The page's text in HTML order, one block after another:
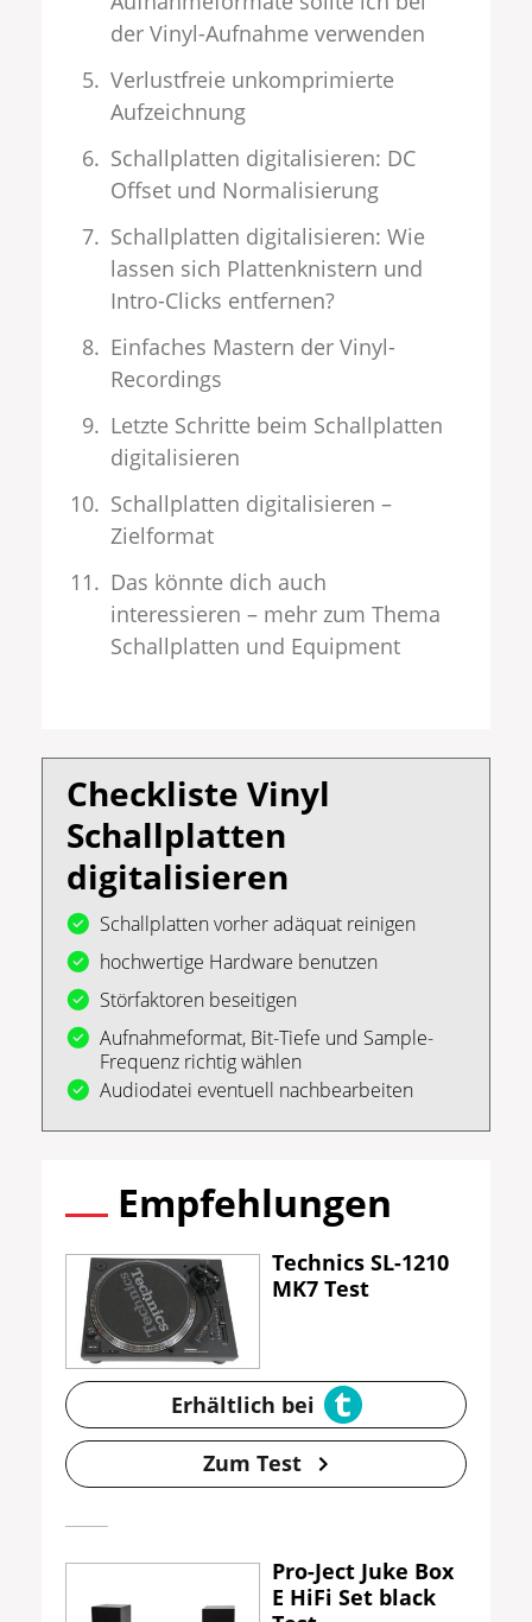
der Vinyl-Aufnahme verwenden
Verlustfreie unkomprimierte
Aufzeichnung
Schallplatten digitalisieren: DC
Offset und Normalisierung
Schallplatten digitalisieren: Wie
lassen sich Plattenknistern und
Intro-Clicks entfernen?
Einfaches Mastern der Vinyl-
Recordings
Letzte Schritte beim Schallplatten
digitalisieren
Schallplatten digitalisieren –
Zielformat
Das könnte dich auch
interessieren – mehr zum Thema
Schallplatten und Equipment
Checkliste Vinyl
Schallplatten
digitalisieren
Schallplatten vorher adäquat reinigen
hochwertige Hardware benutzen
Störfaktoren beseitigen
Aufnahmeformat, Bit-Tiefe und Sample-
Frequenz richtig wählen
Audiodatei eventuell nachbearbeiten
Empfehlungen
Technics SL-1210
MK7 Test
Erhältlich bei
Zum Test
Pro-Ject Juke Box
E HiFi Set black